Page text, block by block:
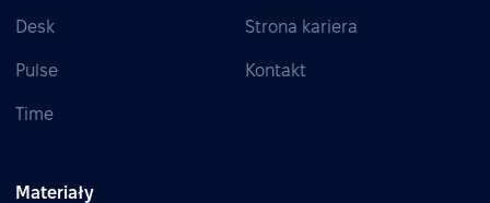
Desk
Pulse
Time
Strona kariera
Kontakt
Materiały